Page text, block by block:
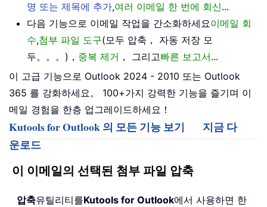
명 또는 제목에 추가,여러 이메일 한 번에 회신...
다음 기능으로 이메일 작업을 간소화하세요이메일 회
수,첨부 파일 도구(모두 압축， 자동 저장 모
두。。。)， 중복 제거 ， 그리고빠른 보고서...
이 고급 기능으로 Outlook 2024 - 2010 또는 Outlook
365 를 강화하세요。 100+가지 강력한 기능을 즐기며 이
메일 경험을 한층 업그레이드하세요！
Kutools for Outlook 의 모든 기능 보기
지금 다
운로드
이 이메일의 선택된 첨부 파일 압축
압축유틸리티를Kutools for Outlook에서 사용하면 한